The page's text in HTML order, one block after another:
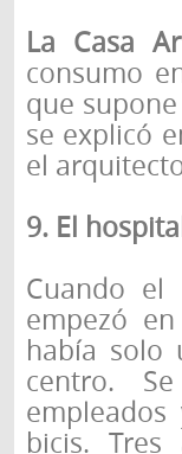
La Casa
consumo
que
se explicó
el
9. El
Cuando el
empezó
había solo
centro.
bicis.